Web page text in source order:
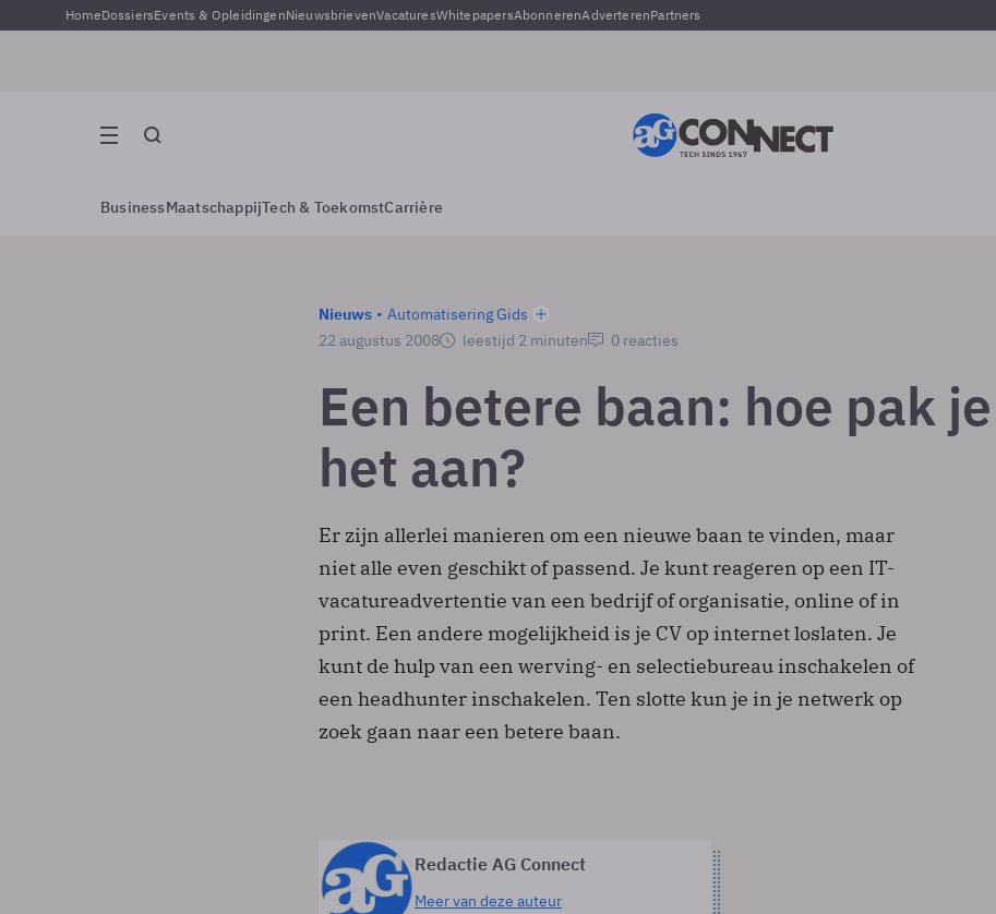
HomeDossiersEvents & OpleidingenNieuwsbrievenVacaturesWhitepapersAbonnerenAdverterenPartners
BusinessMaatschappijTech & ToekomstCarrière
Nieuws
Automatisering Gids
22 augustus 2008
leestijd 2 minuten 0 reacties
Een betere baan: hoe pak je
het aan?
Er zijn allerlei manieren om een nieuwe baan te vinden, maar
niet alle even geschikt of passend. Je kunt reageren op een IT-
vacatureadvertentie van een bedrijf of organisatie, online of in
print. Een andere mogelijkheid is je CV op internet loslaten. Je
kunt de hulp van een werving- en selectiebureau inschakelen of
een headhunter inschakelen. Ten slotte kun je in je netwerk op
zoek gaan naar een betere baan.
Redactie AG Connect
Meer van deze auteur